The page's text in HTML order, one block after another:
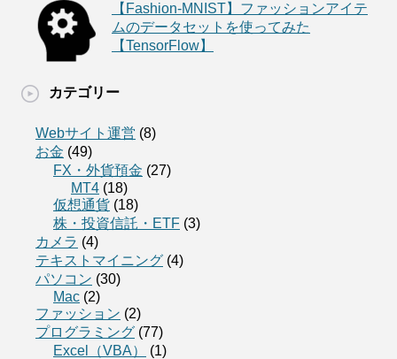
【Fashion-MNIST】ファッションアイテ
ムのデータセットを使ってみた
【TensorFlow】
カテゴリー
Webサイト運営 (8)
お金 (49)
FX・外貨預金 (27)
MT4 (18)
仮想通貨 (18)
株・投資信託・ETF (3)
カメラ (4)
テキストマイニング (4)
パソコン (30)
Mac (2)
ファッション (2)
プログラミング (77)
Excel（VBA）
(1)